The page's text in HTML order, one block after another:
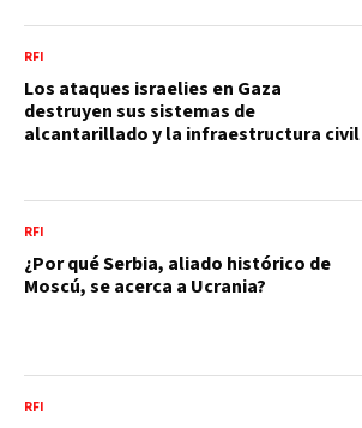
RFI
Los ataques israelies en Gaza
destruyen sus sistemas de
alcantarillado y la infraestructura civil
RFI
¿Por qué Serbia, aliado histórico de
Moscú, se acerca a Ucrania?
RFI